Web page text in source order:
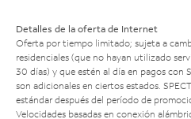
Detalles de la oferta de Internet
Oferta por tiempo limitado; sujeta a
residenciales (que no hayan utilizado
30 días) y que estén al día en pagos con
son adicionales en ciertos estados.
estándar después del período de
Velocidades basadas en conexión